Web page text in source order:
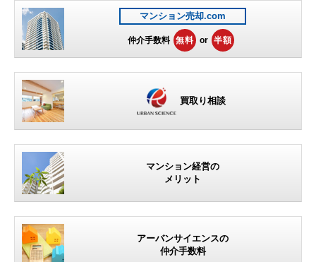
マンション売却.com
仲介手数料 無料 or 半額
買取り相談
マンション経営の
メリット
アーバンサイエンスの
仲介手数料